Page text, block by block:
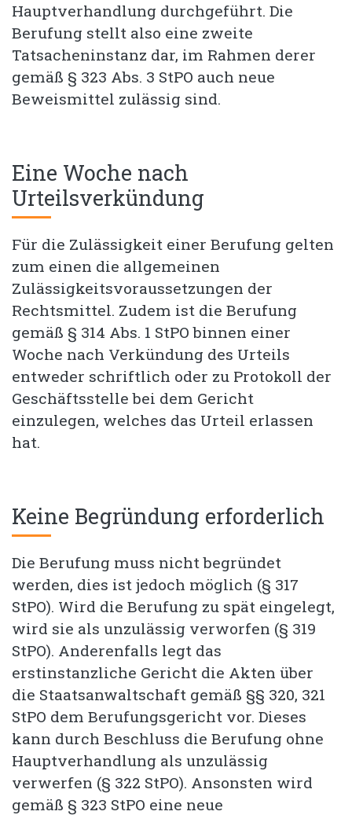
Hauptverhandlung durchgeführt. Die
Berufung stellt also eine zweite
Tatsacheninstanz dar, im Rahmen derer
gemäß § 323 Abs. 3 StPO auch neue
Beweismittel zulässig sind.
Eine Woche nach
Urteilsverkündung
Für die Zulässigkeit einer Berufung gelten
zum einen die allgemeinen
Zulässigkeitsvoraussetzungen der
Rechtsmittel. Zudem ist die Berufung
gemäß § 314 Abs. 1 StPO binnen einer
Woche nach Verkündung des Urteils
entweder schriftlich oder zu Protokoll der
Geschäftsstelle bei dem Gericht
einzulegen, welches das Urteil erlassen
hat.
Keine Begründung erforderlich
Die Berufung muss nicht begründet
werden, dies ist jedoch möglich (§ 317
StPO). Wird die Berufung zu spät eingelegt,
wird sie als unzulässig verworfen (§ 319
StPO). Anderenfalls legt das
erstinstanzliche Gericht die Akten über
die Staatsanwaltschaft gemäß §§ 320, 321
StPO dem Berufungsgericht vor. Dieses
kann durch Beschluss die Berufung ohne
Hauptverhandlung als unzulässig
verwerfen (§ 322 StPO). Ansonsten wird
gemäß § 323 StPO eine neue